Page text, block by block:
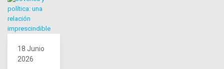
18 Junio
2026